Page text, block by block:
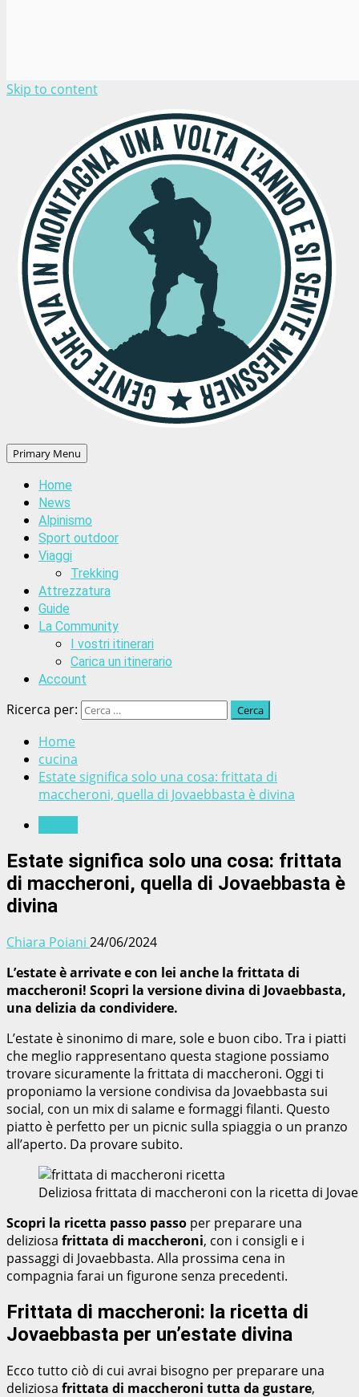
Skip to content
Primary Menu
Home
News
Alpinismo
Sport outdoor
Viaggi
Trekking
Attrezzatura
Guide
La Community
I vostri itinerari
Carica un itinerario
Account
Ricerca per:
Home
cucina
Estate significa solo una cosa: frittata di
maccheroni, quella di Jovaebbasta è divina
Estate significa solo una cosa: frittata
di maccheroni, quella di Jovaebbasta è
divina
Chiara Poiani 24/06/2024
L’estate è arrivate e con lei anche la frittata di
maccheroni! Scopri la versione divina di Jovaebbasta,
una delizia da condividere.
L’estate è sinonimo di mare, sole e buon cibo. Tra i piatti
che meglio rappresentano questa stagione possiamo
trovare sicuramente la frittata di maccheroni. Oggi ti
proponiamo la versione condivisa da Jovaebbasta sui
social, con un mix di salame e formaggi filanti. Questo
piatto è perfetto per un picnic sulla spiaggia o un pranzo
all’aperto. Da provare subito.
Deliziosa frittata di maccheroni con la ricetta di
Scopri la ricetta passo passo per preparare una
deliziosa frittata di maccheroni, con i consigli e i
passaggi di Jovaebbasta. Alla prossima cena in
compagnia farai un figurone senza precedenti.
Frittata di maccheroni: la ricetta di
Jovaebbasta per un’estate divina
Ecco tutto ciò di cui avrai bisogno per preparare una
deliziosa frittata di maccheroni tutta da gustare,